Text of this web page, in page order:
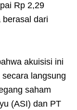
Rp 2,29
dari
akuisisi ini
langsung
saham
(ASI) dan PT